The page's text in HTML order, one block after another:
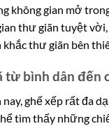
không gian mở
thư giãn tuyệt
thư giãn bên
từ bình dân đến
ghế xếp rất đa
tìm thấy những